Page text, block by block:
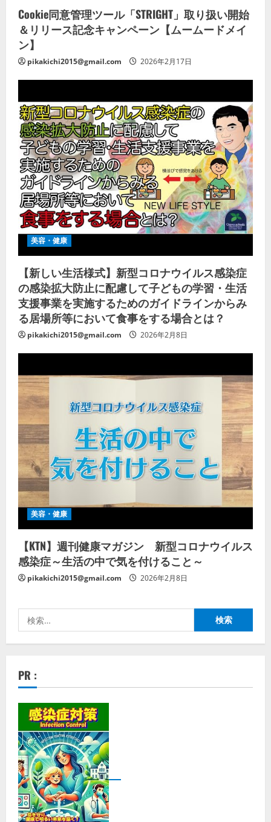
Cookie同意管理ツール「STRIGHT」取り扱い開始
＆リリース記念キャンペーン【ムームードメイ
ン】
pikakichi2015@gmail.com 2026年2月17日
美容・健康
【新しい生活様式】新型コロナウイルス感染症
の感染拡大防止に配慮して子どもの学習・生活
支援事業を実施するためのガイドラインからみ
る居場所等において食事をする場合とは？
pikakichi2015@gmail.com 2026年2月8日
美容・健康
【KTN】週刊健康マガジン 新型コロナウイルス
感染症～生活の中で気を付けること～
pikakichi2015@gmail.com 2026年2月8日
索:
PR :